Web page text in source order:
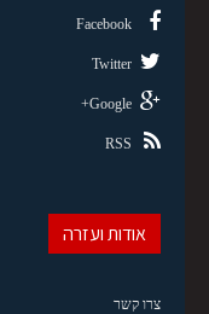
Facebook
Twitter
Google+
RSS
אודות ועזרה
צרו קשר